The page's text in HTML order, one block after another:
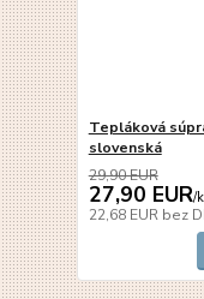
Tepláková
slovenská
29,90 EUR
27,90 EUR/
22,68 EUR bez